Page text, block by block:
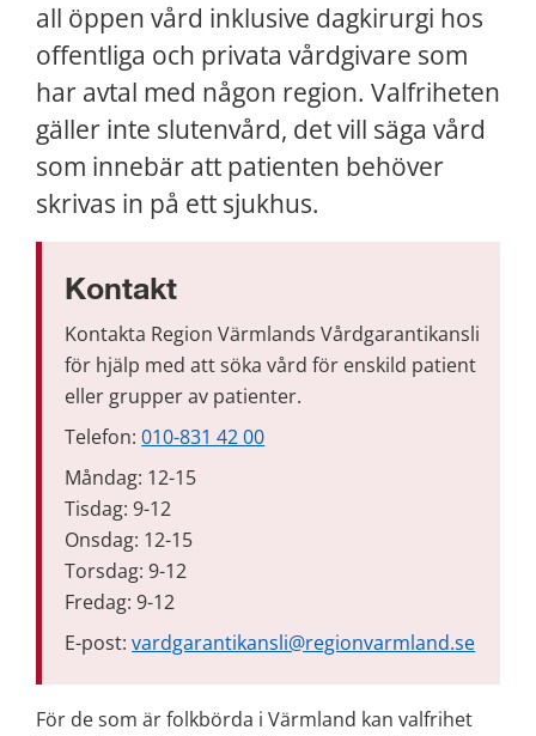
all öppen vård inklusive dagkirurgi hos
offentliga och privata vårdgivare som
har avtal med någon region. Valfriheten
gäller inte slutenvård, det vill säga vård
som innebär att patienten behöver
skrivas in på ett sjukhus.
Kontakt
Kontakta Region Värmlands Vårdgarantikansli
för hjälp med att söka vård för enskild patient
eller grupper av patienter.
Telefon: 010-831 42 00
Måndag: 12-15
Tisdag: 9-12
Onsdag: 12-15
Torsdag: 9-12
Fredag: 9-12
E-post: vardgarantikansli@regionvarmland.se
För de som är folkbörda i Värmland kan valfrihet